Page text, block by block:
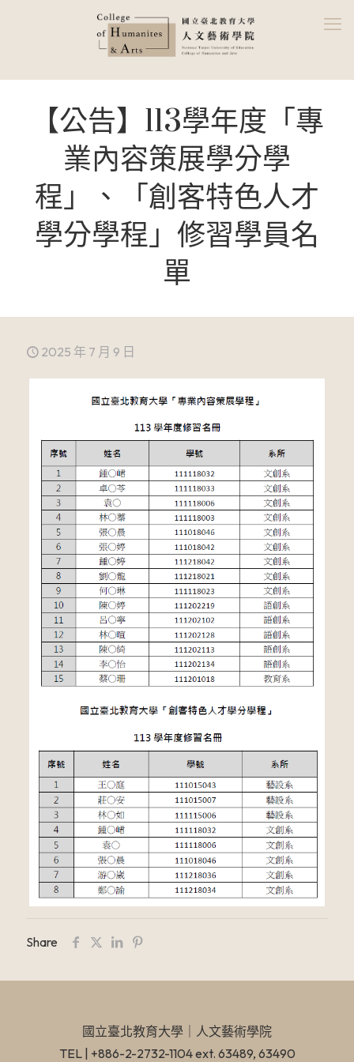
【公告】113學年度「專
業內容策展學分學
程」、「創客特色人才
學分學程」修習學員名
單
2025 年 7 月 9 日
Share
國立臺北教育大學​｜人文藝術學院
TEL | +886-2-2732-1104 ext. 63489, 63490